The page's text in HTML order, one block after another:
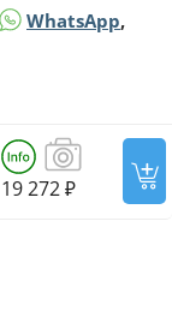
WhatsApp,
19 272 ₽